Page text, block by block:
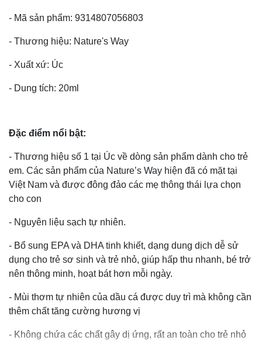
- Mã sản phẩm: 9314807056803
- Thương hiệu: Nature's Way
- Xuất xứ: Úc
- Dung tích: 20ml
Đặc điểm nổi bật:
- Thương hiệu số 1 tại Úc về dòng sản phẩm dành cho trẻ
em. Các sản phẩm của Nature’s Way hiện đã có mặt tại
Việt Nam và được đông đảo các mẹ thông thái lựa chọn
cho con
- Nguyên liệu sạch tự nhiên.
- Bổ sung EPA và DHA tinh khiết, dạng dung dịch dễ sử
dụng cho trẻ sơ sinh và trẻ nhỏ, giúp hấp thu nhanh, bé trở
nên thông minh, hoạt bát hơn mỗi ngày.
- Mùi thơm tự nhiên của dầu cá được duy trì mà không cần
thêm chất tăng cường hương vị
- Không chứa các chất gây dị ứng, rất an toàn cho trẻ nhỏ